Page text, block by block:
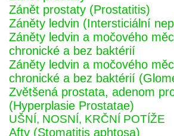
Zánět prostaty (Prostatitis)
Záněty ledvin (Intersticiální
Záněty ledvin a močového
chronické a bez baktérií
Záněty ledvin a močového
chronické a bez baktérií
Zvětšená prostata, adenom
(Hyperplasie Prostatae)
UŠNÍ, NOSNÍ, KRČNÍ POTÍŽE
Afty (Stomatitis aphtosa)